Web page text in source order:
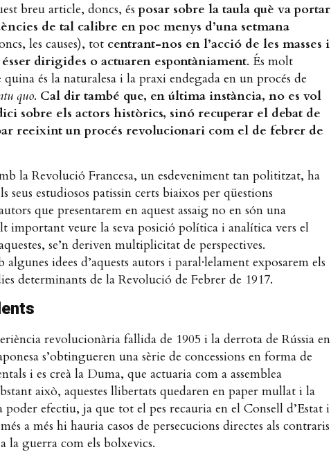
breu article, doncs, és posar sobre la taula què va portar
de tal calibre en poc menys d’una setmana
les causes), tot centrant-nos en l’acció de les masses i
ésser dirigides o actuaren espontàniament. És molt
quina és la naturalesa i la praxi endegada en un procés de
quo. Cal dir també que, en última instància, no es vol
sobre els actors històrics, sinó recuperar el debat de
reeixint un procés revolucionari com el de febrer de
la Revolució Francesa, un esdeveniment tan polititzat, ha
seus estudiosos patissin certs biaixos per qüestions
que presentarem en aquest assaig no en són una
important veure la seva posició política i analítica vers el
se’n deriven multiplicitat de perspectives.
idees d’aquests autors i paral·lelament exposarem els
determinants de la Revolució de Febrer de 1917.
revolucionària fallida de 1905 i la derrota de Rússia en
s’obtingueren una sèrie de concessions en forma de
i es creà la Duma, que actuaria com a assemblea
això, aquestes llibertats quedaren en paper mullat i la
efectiu, ja que tot el pes recauria en el Consell d’Estat i
a més hi hauria casos de persecucions directes als contraris
la guerra com els bolxevics.